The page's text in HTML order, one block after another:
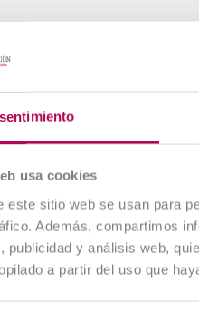
usa cookies
este sitio web se usan para
Además, compartimos
publicidad y análisis web,
a partir del uso que
"No tenía muy claro a
quería dedicarme en la
pero gracias a este